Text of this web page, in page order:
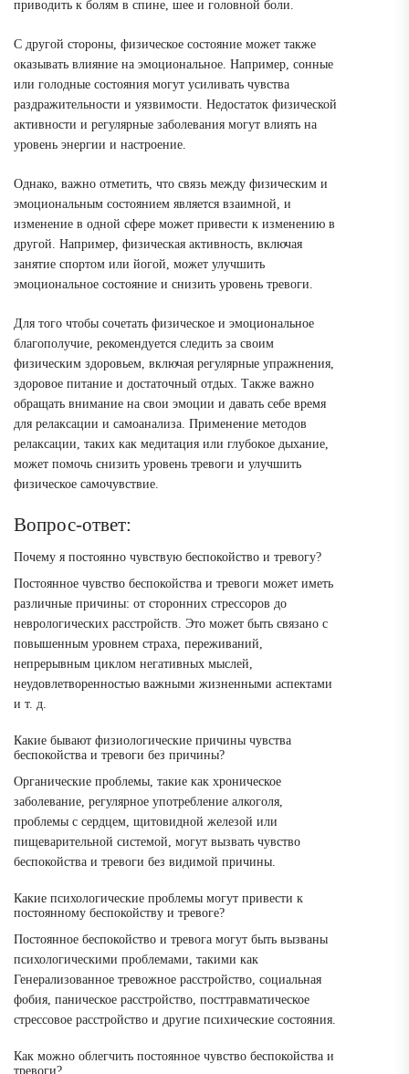
приводить к болям в спине, шее и головной боли.
С другой стороны, физическое состояние может также
оказывать влияние на эмоциональное. Например, сонные
или голодные состояния могут усиливать чувства
раздражительности и уязвимости. Недостаток физической
активности и регулярные заболевания могут влиять на
уровень энергии и настроение.
Однако, важно отметить, что связь между физическим и
эмоциональным состоянием является взаимной, и
изменение в одной сфере может привести к изменению в
другой. Например, физическая активность, включая
занятие спортом или йогой, может улучшить
эмоциональное состояние и снизить уровень тревоги.
Для того чтобы сочетать физическое и эмоциональное
благополучие, рекомендуется следить за своим
физическим здоровьем, включая регулярные упражнения,
здоровое питание и достаточный отдых. Также важно
обращать внимание на свои эмоции и давать себе время
для релаксации и самоанализа. Применение методов
релаксации, таких как медитация или глубокое дыхание,
может помочь снизить уровень тревоги и улучшить
физическое самочувствие.
Вопрос-ответ:
Почему я постоянно чувствую беспокойство и тревогу?
Постоянное чувство беспокойства и тревоги может иметь
различные причины: от сторонних стрессоров до
неврологических расстройств. Это может быть связано с
повышенным уровнем страха, переживаний,
непрерывным циклом негативных мыслей,
неудовлетворенностью важными жизненными аспектами
и т. д.
Какие бывают физиологические причины чувства
беспокойства и тревоги без причины?
Органические проблемы, такие как хроническое
заболевание, регулярное употребление алкоголя,
проблемы с сердцем, щитовидной железой или
пищеварительной системой, могут вызвать чувство
беспокойства и тревоги без видимой причины.
Какие психологические проблемы могут привести к
постоянному беспокойству и тревоге?
Постоянное беспокойство и тревога могут быть вызваны
психологическими проблемами, такими как
Генерализованное тревожное расстройство, социальная
фобия, паническое расстройство, посттравматическое
стрессовое расстройство и другие психические состояния.
Как можно облегчить постоянное чувство беспокойства и
тревоги?